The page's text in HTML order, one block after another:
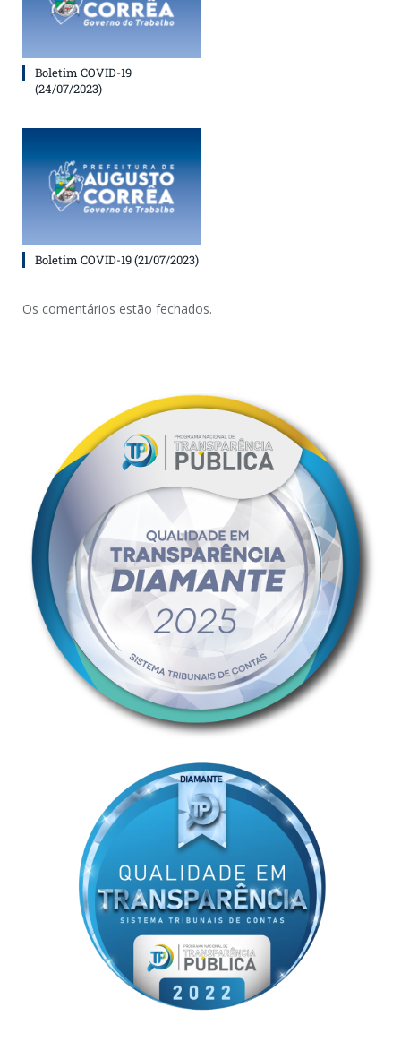
Boletim COVID-19
(24/07/2023)
Boletim COVID-19 (21/07/2023)
Os comentários estão fechados.